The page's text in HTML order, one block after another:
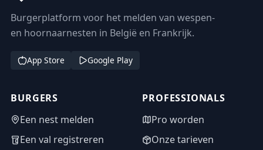
Burgerplatform voor het melden van wespen-
en hoornaarnesten in België en Frankrijk.
App Store Google Play
BURGERS
Een nest melden
Een val registreren
PROFESSIONALS
Pro worden
Onze tarieven